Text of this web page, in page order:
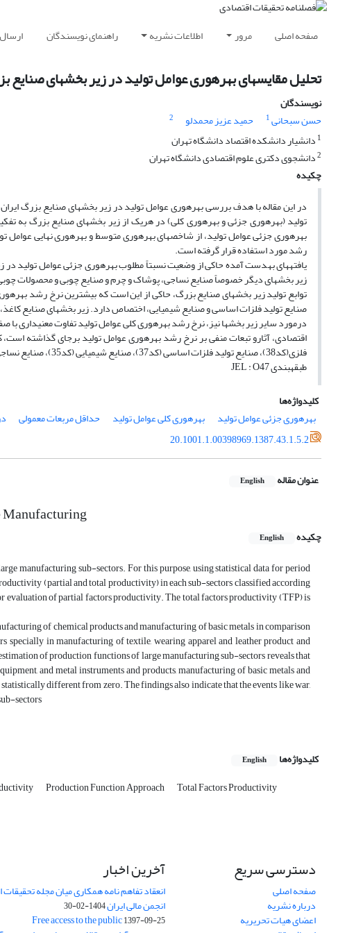
صفحه اصلی مرور اطلاعات نشریه راهنمای نویسندگان
تحلیل مقایسه‎ای بهره‎وری عوامل تولید در زیر بخش‎های صنایع بزرگ ایران
نویسندگان
حسن سبحانی1 حمید عزیز محمدلو
2
1 دانشیار دانشکده اقتصاد دانشگاه تهران
2دانشجوی دکتری علوم اقتصادی دانشگاه تهران
چکیده
رشد مورد استفاده قرار گرفته است.
فلزی(کد38)، صنایع تولید فلزات اساسی (کد37)، صنایع شیمیایی (کد35)، صنایع نساجی، پوشاک و چرم (کد33) وصنایع چوبی و محصولات چوبی (کد34)، حادث شده است.
طبقه‎بندی JEL : O47
کلیدواژه‌ها
بهره‎وری جزئی عوامل تولید
بهره‎وری کلی عوامل تولید حداقل مربعات معمولی
20.1001.1.00398969.1387.43.1.5.2
عنوان مقاله English
چکیده English
manufacturing sub-sectors. For this purpose, using statistical data for period
(partial and total productivity) in each sub-sectors classified according
evaluation of partial factors productivity. The total factors productivity (TFP) is
of chemical products and manufacturing of basic metals in comparison
in manufacturing of textile, wearing apparel and leather product and
of production functions of large manufacturing sub-sectors reveals that
and metal instruments and products, manufacturing of basic metals and
different from zero. The findings also indicate that the events like war,
sectors
کلیدواژه‌ها English
Production Function Approach Total Factors Productivity
دسترسی سریع
صفحه اصلی
درباره نشریه
اعضای هیات تحریریه
آخرین اخبار
انعقاد تفاهم نامه همکاری میان مجله تحقیقات
انجمن مالی ایران1404-02-30
Free access to the public1397-09-25